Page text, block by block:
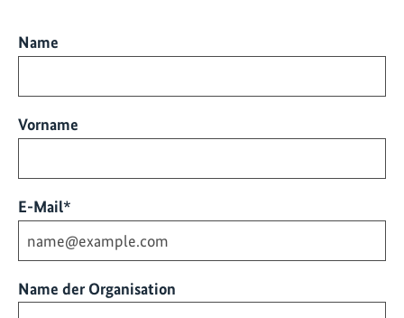
Name
Vorname
E-Mail*
Name der Organisation